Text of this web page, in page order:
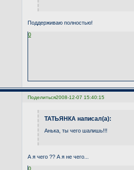
Поддерживаю полностью!
0
Поделиться2008-12-07 15:40:15
ТАТЬЯНКА написал(а):
Анька, ты чего шалишь!!!
А я чего ?? А я не чего...
0